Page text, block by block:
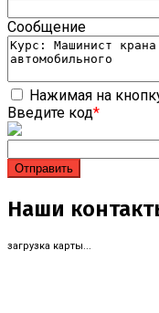
Сообщение
Нажимая на
Введите код*
Наши
загрузка карты...